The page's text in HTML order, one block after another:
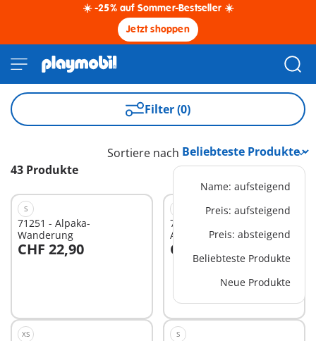
☀️ -25% auf Sommer-Bestseller ☀️
Jetzt shoppen
Filter (0)
43 Produkte
Sortiere nach
Name: aufsteigend
Preis: aufsteigend
Preis: absteigend
Beliebteste Produkte
Neue Produkte
S
71251 - Alpaka-
Wanderung
CHF 22,90
71363 - Himmlischer
Ausflug mit Pegasusfohlen
CHF 17,90
verfügbar
XS S